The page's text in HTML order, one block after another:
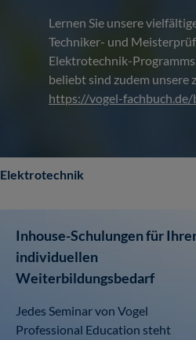
Lernen Sie unsere
Techniker- und
Elektrotechnik-
beliebt sind zudem
https://vogel-
Elektrotechnik
Inhouse-Schulungen für
individuellen
Weiterbildungsbedarf
Jedes Seminar von Vogel
Professional Education steht